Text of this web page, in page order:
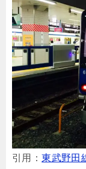
引用：東武野田